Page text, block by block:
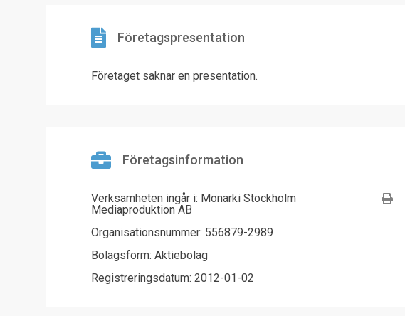
Företagspresentation
Företaget saknar en presentation.
Företagsinformation
Verksamheten ingår i: Monarki Stockholm
Mediaproduktion AB
Organisationsnummer: 556879-2989
Bolagsform: Aktiebolag
Registreringsdatum: 2012-01-02